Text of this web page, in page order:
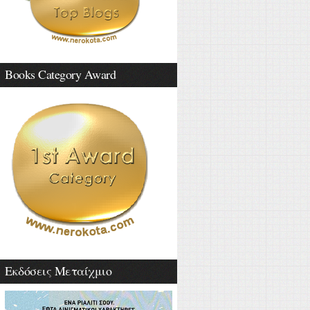
Books Category Award
Εκδόσεις Μεταίχμιο